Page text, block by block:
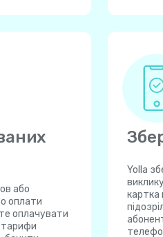
або
оплати
оплачувати
тарифи
Yolla
картка